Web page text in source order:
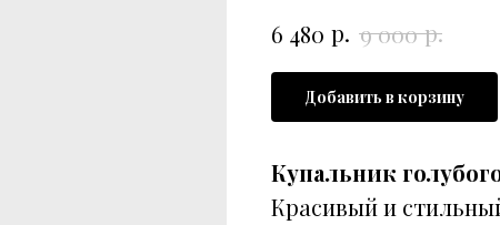
6 480 р. 9 000 р.
Добавить в корзину
Купальник
Красивый и